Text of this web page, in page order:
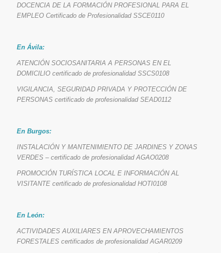
DOCENCIA DE LA FORMACIÓN PROFESIONAL PARA EL
EMPLEO Certificado de Profesionalidad SSCE0110
En Ávila:
ATENCIÓN SOCIOSANITARIA A PERSONAS EN EL
DOMICILIO certificado de profesionalidad SSCS0108
VIGILANCIA, SEGURIDAD PRIVADA Y PROTECCIÓN DE
PERSONAS certificado de profesionalidad SEAD0112
En Burgos:
INSTALACIÓN Y MANTENIMIENTO DE JARDINES Y ZONAS
VERDES – certificado de profesionalidad AGAO0208
PROMOCIÓN TURÍSTICA LOCAL E INFORMACIÓN AL
VISITANTE certificado de profesionalidad HOTI0108
En León:
ACTIVIDADES AUXILIARES EN APROVECHAMIENTOS
FORESTALES certificados de profesionalidad AGAR0209